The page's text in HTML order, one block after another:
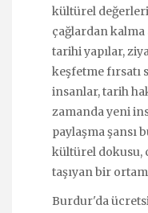
kültürel
çağlardan
tarihi yapılar,
keşfetme fırsatı
insanlar, tarih
zamanda yeni
paylaşma şansı
kültürel dokusu,
taşıyan bir
Burdur'da